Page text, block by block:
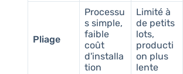
Pliage
Processu
s simple,
faible
coût
d'installa
tion
Limité à
de petits
lots,
producti
on plus
lente